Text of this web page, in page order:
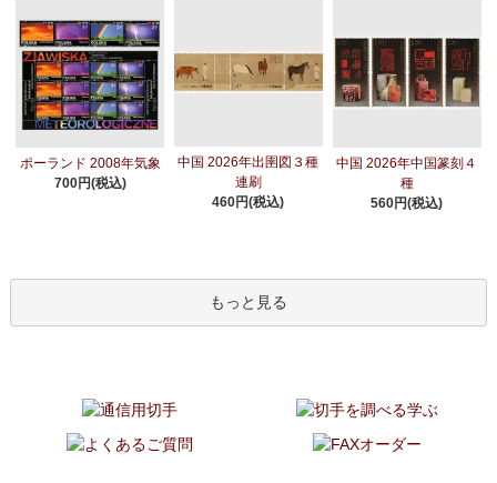
ポーランド 2008年気象
700円(税込)
中国 2026年出圉図３種
連刷
460円(税込)
中国 2026年中国篆刻４
種
560円(税込)
もっと見る